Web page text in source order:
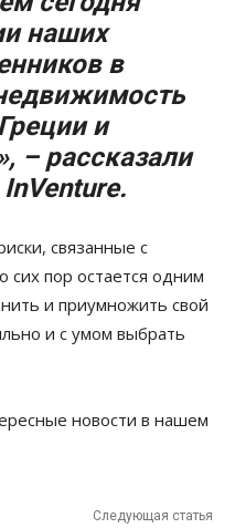
наших
в
и
– рассказали
связанные с
сих пор остается одним
и приумножить свой
и с умом выбрать
новости в нашем
Следующая статья